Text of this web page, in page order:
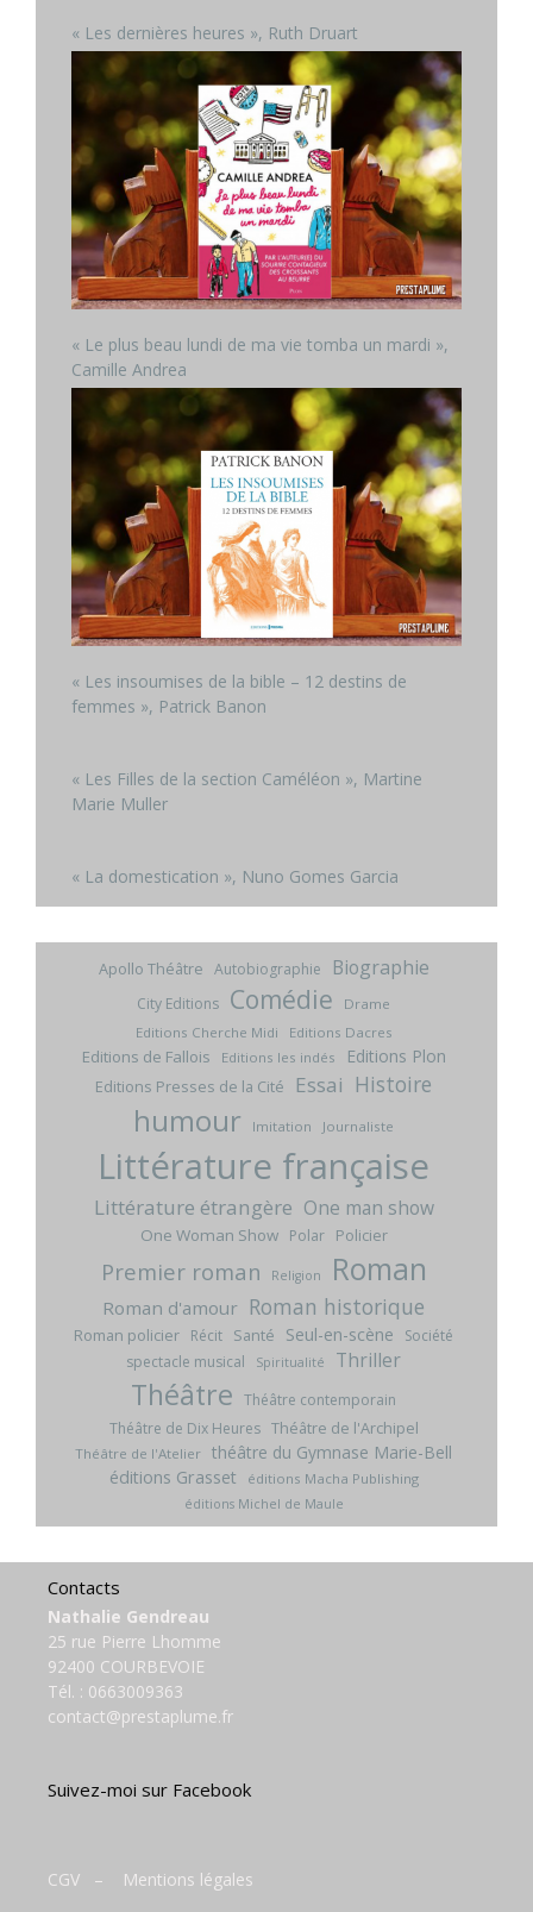
« Les dernières heures », Ruth Druart
« Le plus beau lundi de ma vie tomba un mardi »,
Camille Andrea
« Les insoumises de la bible – 12 destins de
femmes », Patrick Banon
« Les Filles de la section Caméléon », Martine
Marie Muller
« La domestication », Nuno Gomes Garcia
Apollo Théâtre Autobiographie Biographie
City Editions Comédie
Drame
Editions Cherche Midi
Editions Dacres
Editions de Fallois Editions les indés Editions Plon
Editions Presses de la Cité Essai Histoire
humour Imitation Journaliste
Littérature française
Littérature étrangère One man show
One Woman Show Polar Policier
Premier roman Religion Roman
Roman d'amour Roman historique
Roman policier Récit Santé Seul-en-scène
Société
spectacle musical
Spiritualité Thriller
Théâtre Théâtre contemporain
Théâtre de Dix Heures Théâtre de l'Archipel
Théâtre de l'Atelier théâtre du Gymnase Marie-Bell
éditions Grasset
éditions Macha Publishing
éditions Michel de Maule
Contacts
Nathalie Gendreau
25 rue Pierre Lhomme
92400 COURBEVOIE
Tél. : 0663009363
contact@prestaplume.fr
Suivez-moi sur Facebook
CGV – Mentions légales